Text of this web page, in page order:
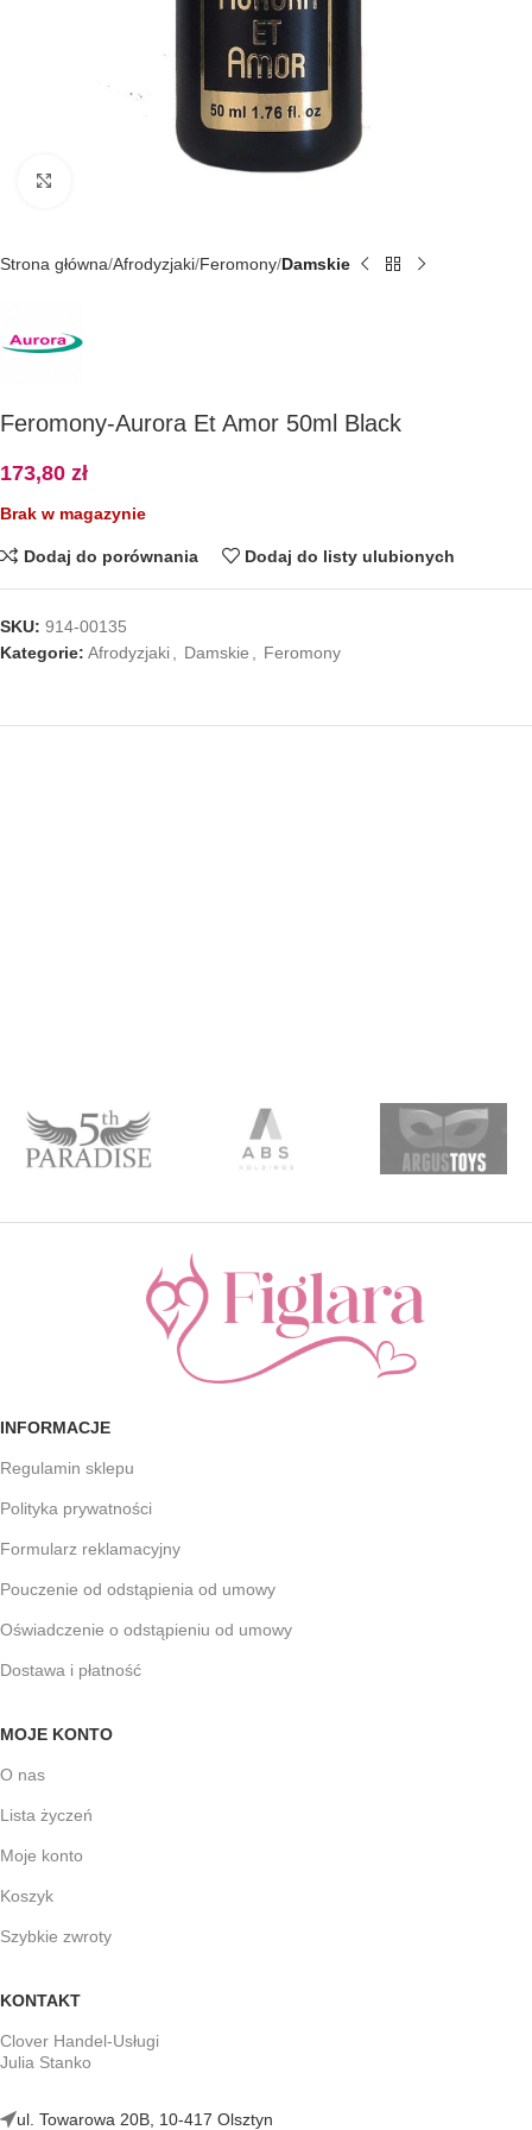
Strona główna Afrodyzjaki Feromony Damskie
Feromony-Aurora Et Amor 50ml Black
173,80 zł
Brak w magazynie
Dodaj do porównania Dodaj do listy ulubionych
SKU: 914-00135
Kategorie: Afrodyzjaki Damskie Feromony
INFORMACJE
Regulamin sklepu
Polityka prywatności
Formularz reklamacyjny
Pouczenie od odstąpienia od umowy
Oświadczenie o odstąpieniu od umowy
Dostawa i płatność
MOJE KONTO
O nas
Lista życzeń
Moje konto
Koszyk
Szybkie zwroty
KONTAKT
Clover Handel-Usługi
Julia Stanko
ul. Towarowa 20B, 10-417 Olsztyn